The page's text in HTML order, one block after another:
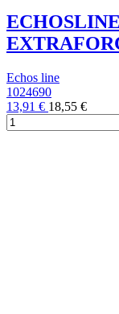
Echos line
1024690
13,91 € 18,55 €